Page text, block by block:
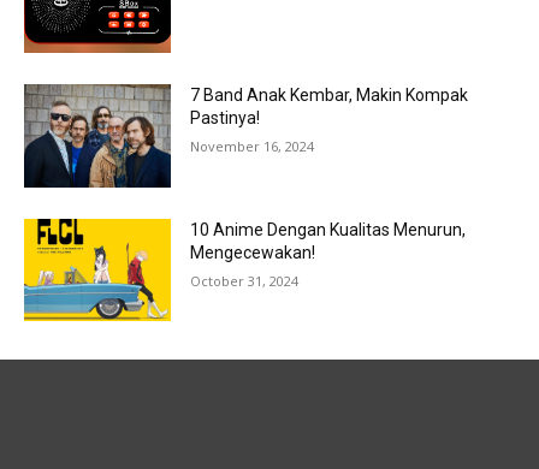
7 Band Anak Kembar, Makin Kompak
Pastinya!
November 16, 2024
10 Anime Dengan Kualitas Menurun,
Mengecewakan!
October 31, 2024